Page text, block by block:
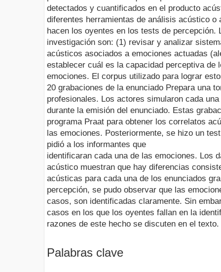
detectados y cuantificados en el producto
diferentes herramientas de análisis acústico
hacen los oyentes en los tests de percepción.
investigación son: (1) revisar y analizar
acústicos asociados a emociones actuadas
establecer cuál es la capacidad perceptiva de
emociones. El corpus utilizado para lograr
20 grabaciones de la enunciado Prepara una
profesionales. Los actores simularon cada
durante la emisión del enunciado. Estas
programa Praat para obtener los correlatos
las emociones. Posteriormente, se hizo un
pidió a los informantes que
identificaran cada una de las emociones. Los
acústico muestran que hay diferencias
acústicas para cada una de los enunciados
percepción, se pudo observar que las
casos, son identificadas claramente. Sin
casos en los que los oyentes fallan en la
razones de este hecho se discuten en el texto.
Palabras clave